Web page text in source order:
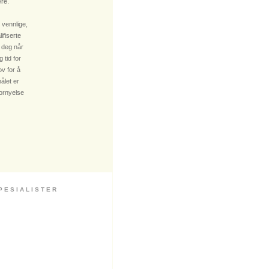
når
tid for
for å
er
S I A L I S T E R